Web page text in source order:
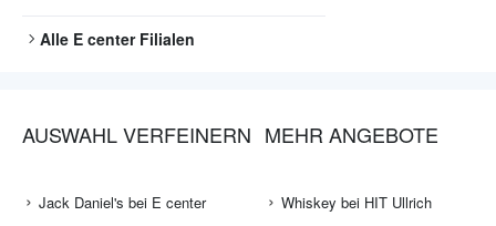
Alle E centerFilialen
AUSWAHL VERFEINERN
Jack Daniel's bei E center
MEHR ANGEBOTE
Whiskey bei HIT Ullrich